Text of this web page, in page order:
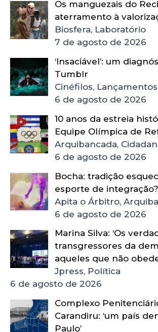
Os manguezais do
aterramento à
Biosfera, Laboratório
7 de agosto de 2026
‘Insaciável’: um
Tumblr
Cinéfilos, Lançamentos
6 de agosto de 2026
10 anos da estreia
Equipe Olímpica de
Arquibancada,
6 de agosto de 2026
Bocha: tradição
esporte de integração?
Apita o Árbitro,
6 de agosto de 2026
Marina Silva: ‘Os
transgressores da
aqueles que não
Jpress, Política
6 de agosto de 2026
Complexo
Carandiru: ‘um país
Paulo’